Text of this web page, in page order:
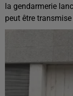
la gendarmerie
peut être